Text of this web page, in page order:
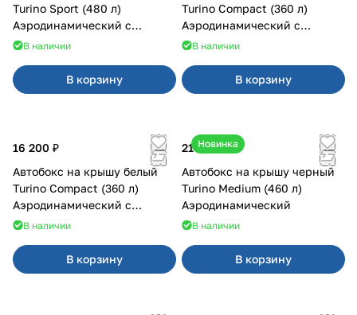
Turino Sport (480 л)
Аэродинамический с
двусторонним открыванием
В наличии
В корзину
Turino Compact (360 л)
Аэродинамический с
двусторонним открыванием
В наличии
В корзину
16 200 ₽
Автобокс на крышу белый
Turino Compact (360 л)
Аэродинамический с
двусторонним открыванием
В наличии
В корзину
Новинка
21 000 ₽
Автобокс на крышу черный
Turino Medium (460 л)
Аэродинамический
В наличии
В корзину